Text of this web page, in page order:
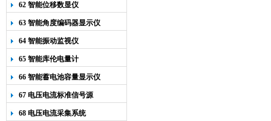
62 智能位移数显仪
63 智能角度编码器显示仪
64 智能振动监视仪
65 智能库伦电量计
66 智能蓄电池容量显示仪
67 电压电流标准信号源
68 电压电流采集系统